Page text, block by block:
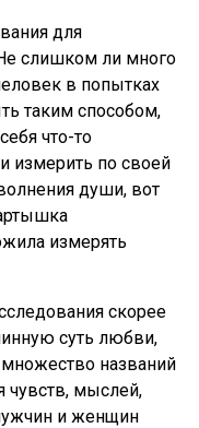
для
слишком ли много
в попытках
таким способом,
что-то
измерить по своей
души, вот
измерять
скорее
суть любви,
названий
чувств, мыслей,
и женщин